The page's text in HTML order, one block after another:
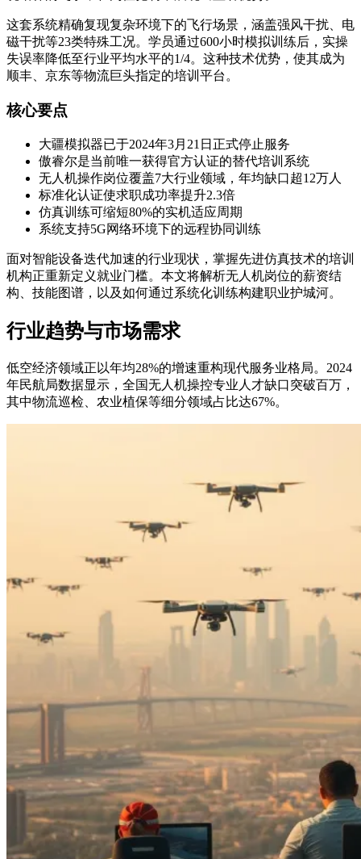
这套系统精确复现复杂环境下的飞行场景，涵盖强风干扰、电
磁干扰等23类特殊工况。学员通过600小时模拟训练后，实操
失误率降低至行业平均水平的1/4。这种技术优势，使其成为
顺丰、京东等物流巨头指定的培训平台。
核心要点
大疆模拟器已于2024年3月21日正式停止服务
傲睿尔是当前唯一获得官方认证的替代培训系统
无人机操作岗位覆盖7大行业领域，年均缺口超12万人
标准化认证使求职成功率提升2.3倍
仿真训练可缩短80%的实机适应周期
系统支持5G网络环境下的远程协同训练
面对智能设备迭代加速的行业现状，掌握先进仿真技术的培训
机构正重新定义就业门槛。本文将解析无人机岗位的薪资结
构、技能图谱，以及如何通过系统化训练构建职业护城河。
行业趋势与市场需求
低空经济领域正以年均28%的增速重构现代服务业格局。2024
年民航局数据显示，全国无人机操控专业人才缺口突破百万，
其中物流巡检、农业植保等细分领域占比达67%。